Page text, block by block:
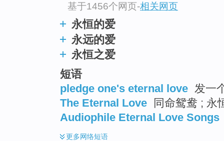
基于1456个网页-相关网页
永恒的爱
永远的爱
永恒之爱
短语
pledge one's eternal love 发一
The Eternal Love
同命鸳鸯 ; 永
Audiophile Eternal Love Songs
更多网络短语